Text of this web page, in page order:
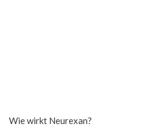
Wie wirkt Neurexan?